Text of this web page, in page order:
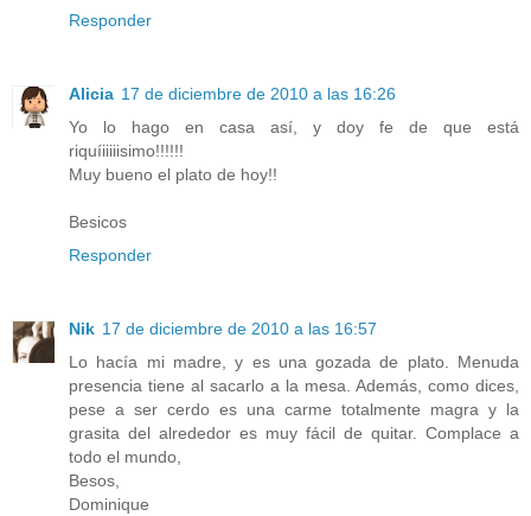
Responder
Alicia 17 de diciembre de 2010 a las 16:26
Yo lo hago en casa así, y doy fe de que está
riquíiiiiisimo!!!!!!
Muy bueno el plato de hoy!!
Besicos
Responder
Nik 17 de diciembre de 2010 a las 16:57
Lo hacía mi madre, y es una gozada de plato. Menuda
presencia tiene al sacarlo a la mesa. Además, como dices,
pese a ser cerdo es una carme totalmente magra y la
grasita del alrededor es muy fácil de quitar. Complace a
todo el mundo,
Besos,
Dominique